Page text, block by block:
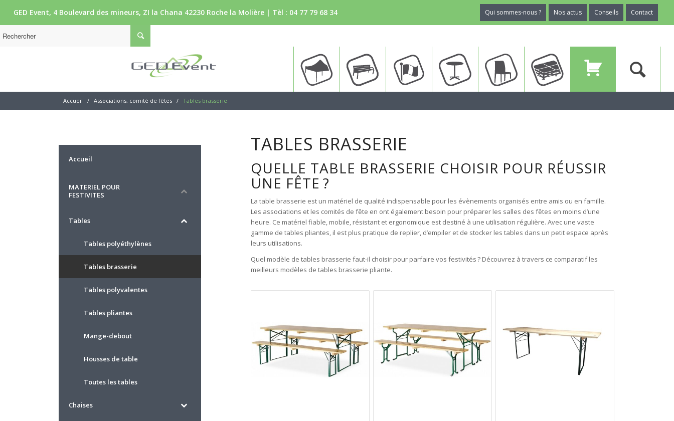
GED Event, 4 Boulevard des mineurs, ZI la Chana 42230 Roche la Molière | Tèl : 04 77 79 68 34 Contact
Conseils
Nos actus
Qui sommes-nous ?
Tente Bancs Drapeaux Tables Chaises Planchers
Accueil / Associations, comité de fêtes / Tables brasserie
TABLES BRASSERIE
QUELLE TABLE BRASSERIE CHOISIR POUR RÉUSSIR
UNE FÊTE ?
La table brasserie est un matériel de qualité indispensable pour les évènements organisés entre amis ou en famille.
Les associations et les comités de fête en ont également besoin pour préparer les salles des fêtes en moins d’une
heure. Ce matériel fiable, mobile, résistant et ergonomique est destiné à une utilisation régulière. Avec une vaste
gamme de tables pliantes, il est plus pratique de replier, d’empiler et de stocker les tables dans un petit espace après
leurs utilisations.
Quel modèle de tables brasserie faut-il choisir pour parfaire vos festivités ? Découvrez à travers ce comparatif les
meilleurs modèles de tables brasserie pliante.
Accueil
MATERIEL POUR
FESTIVITES
Tables
Tables polyéthylènes
Tables brasserie
Tables polyvalentes
Tables pliantes
Mange-debout
Housses de table
Toutes les tables
Chaises